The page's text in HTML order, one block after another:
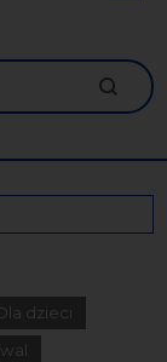
dzieci